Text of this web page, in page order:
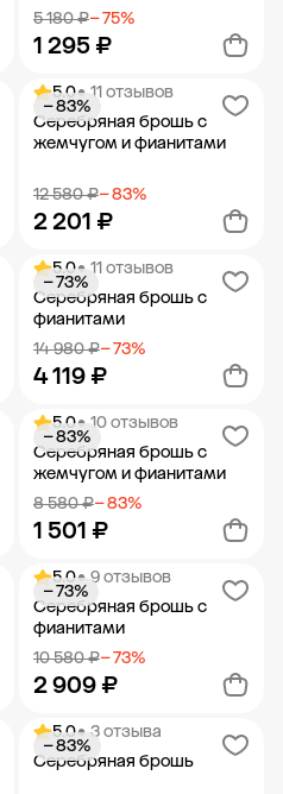
5 180 ₽− 75%
1 295 ₽
Добавить в корзину
5.0• 11 отзывов
Серебряная брошь с
жемчугом и фианитами
12 580 ₽− 83%
2 201 ₽
− 83%
Добавить в корзину
5.0• 11 отзывов
Серебряная брошь с
фианитами
14 980 ₽− 73%
4 119 ₽
− 73%
Добавить в корзину
5.0• 10 отзывов
Серебряная брошь с
жемчугом и фианитами
8 580 ₽− 83%
1 501 ₽
− 83%
Добавить в корзину
5.0• 9 отзывов
Серебряная брошь с
фианитами
10 580 ₽− 73%
2 909 ₽
− 73%
Добавить в корзину
5.0• 3 отзыва
Серебряная брошь
− 83%